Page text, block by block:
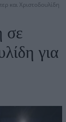
και Χριστοδουλίδη
σε
για